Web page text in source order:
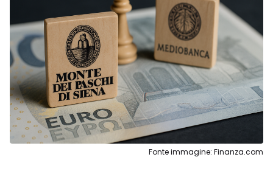
Fonte immagine: Finanza.com